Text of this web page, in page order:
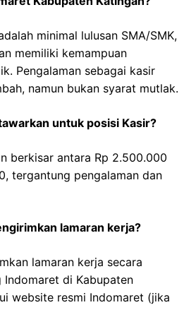
minimal lulusan SMA/SMK,
memiliki kemampuan
Pengalaman sebagai kasir
namun bukan syarat mutlak.
untuk posisi Kasir?
berkisar antara Rp 2.500.000
tergantung pengalaman dan
lamaran kerja?
lamaran kerja secara
Indomaret di Kabupaten
website resmi Indomaret (jika